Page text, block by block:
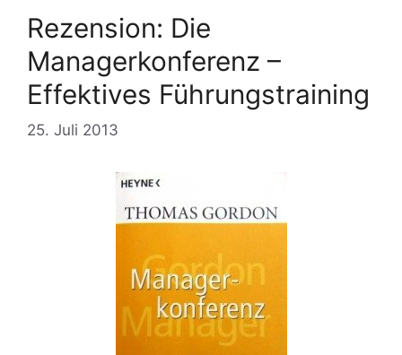
Rezension: Die
Managerkonferenz –
Effektives Führungstraining
25. Juli 2013